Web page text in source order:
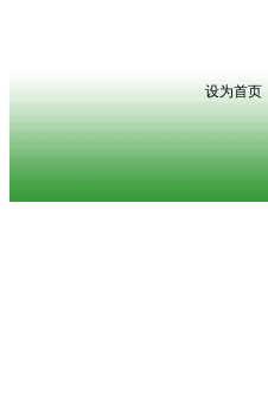
设为首页